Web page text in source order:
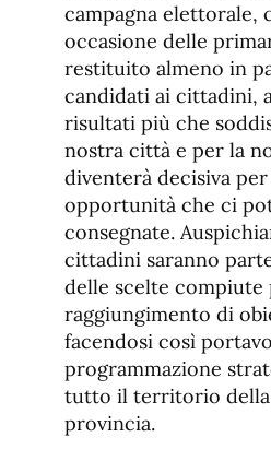
campagna elettorale,
occasione delle
restituito almeno in
candidati ai cittadini,
risultati più che
nostra città e per la
diventerà decisiva
opportunità che ci
consegnate.
cittadini saranno
delle scelte compiute
raggiungimento di
facendosi così
programmazione
tutto il territorio
provincia.